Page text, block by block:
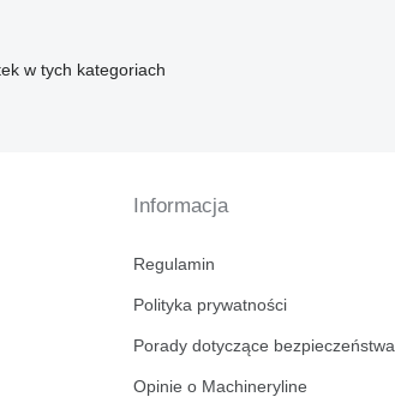
w tych kategoriach
Informacja
Regulamin
Polityka prywatności
Porady dotyczące bezpieczeństwa
Opinie o Machineryline